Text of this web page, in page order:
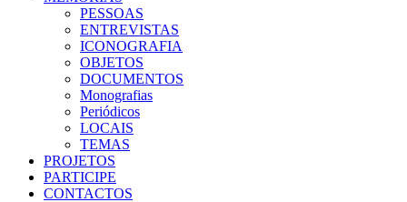
PESSOAS
ENTREVISTAS
ICONOGRAFIA
OBJETOS
DOCUMENTOS
Monografias
Periódicos
LOCAIS
TEMAS
PROJETOS
PARTICIPE
CONTACTOS